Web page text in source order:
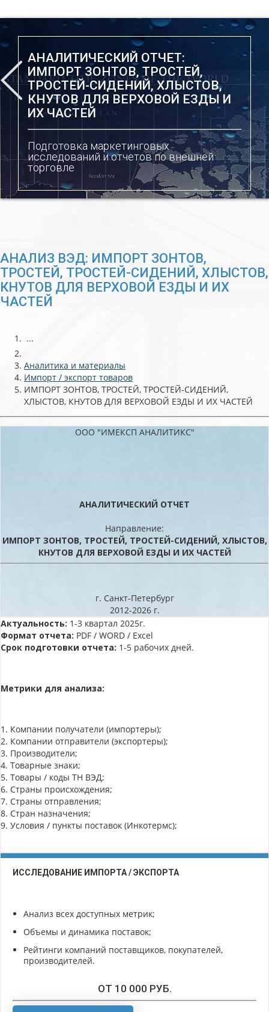
АНАЛИТИЧЕСКИЙ ОТЧЕТ:
ИМПОРТ ЗОНТОВ, ТРОСТЕЙ,
ТРОСТЕЙ-СИДЕНИЙ, ХЛЫСТОВ,
КНУТОВ ДЛЯ ВЕРХОВОЙ ЕЗДЫ И
ИХ ЧАСТЕЙ
Подготовка маркетинговых
исследований и отчетов по внешней
торговле
АНАЛИЗ ВЭД: ИМПОРТ ЗОНТОВ,
ТРОСТЕЙ, ТРОСТЕЙ-СИДЕНИЙ, ХЛЫСТОВ,
КНУТОВ ДЛЯ ВЕРХОВОЙ ЕЗДЫ И ИХ
ЧАСТЕЙ
...
Аналитика и материалы
Импорт / экспорт товаров
ИМПОРТ ЗОНТОВ, ТРОСТЕЙ, ТРОСТЕЙ-СИДЕНИЙ,
ХЛЫСТОВ, КНУТОВ ДЛЯ ВЕРХОВОЙ ЕЗДЫ И ИХ ЧАСТЕЙ
ООО "ИМЕКСП АНАЛИТИКС"
АНАЛИТИЧЕСКИЙ ОТЧЕТ
Направление:
ИМПОРТ ЗОНТОВ, ТРОСТЕЙ, ТРОСТЕЙ-СИДЕНИЙ, ХЛЫСТОВ,
КНУТОВ ДЛЯ ВЕРХОВОЙ ЕЗДЫ И ИХ ЧАСТЕЙ
г. Санкт-Петербург
2012-2026 г.
Актуальность: 1-3 квартал 2025г.
Формат отчета: PDF / WORD / Excel
Срок подготовки отчета: 1-5 рабочих дней.
Метрики для анализа:
1. Компании получатели (импортеры);
2. Компании отправители (экспортеры);
3. Производители;
4. Товарные знаки;
5. Товары / коды ТН ВЭД;
6. Страны происхождения;
7. Страны отправления;
8. Стран назначения;
9. Условия / пункты поставок (Инкотермс);
ИССЛЕДОВАНИЕ ИМПОРТА / ЭКСПОРТА
Анализ всех доступных метрик;
Объемы и динамика поставок;
Рейтинги компаний поставщиков, покупателей,
производителей.
ОТ 10 000 РУБ.